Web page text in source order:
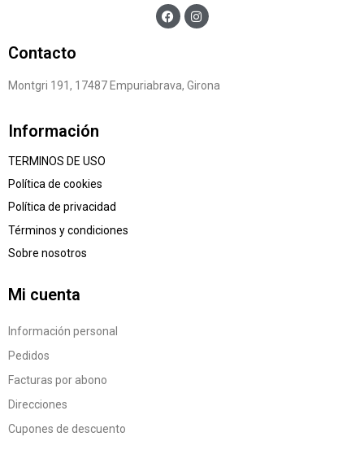
Contacto
Montgri 191, 17487 Empuriabrava, Girona
Información
TERMINOS DE USO
Política de cookies
Política de privacidad
Términos y condiciones
Sobre nosotros
Mi cuenta
Información personal
Pedidos
Facturas por abono
Direcciones
Cupones de descuento